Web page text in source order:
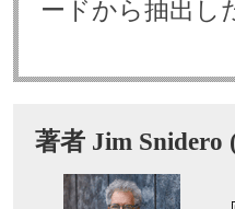
ードから抽出し
著者 Jim